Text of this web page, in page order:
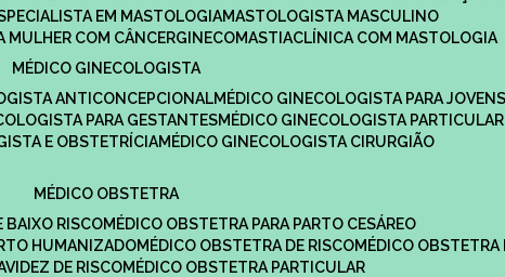
EM MASTOLOGIA
MASTOLOGISTA MASCULINO
MULHER COM CÂNCER GINECOMASTIA
CLÍNICA COM MASTOLOGIA
MÉDICO GINECOLOGISTA
ANTICONCEPCIONAL
MÉDICO GINECOLOGISTA PARA JOVENS
PARA GESTANTES
MÉDICO GINECOLOGISTA PARTICULAR
E OBSTETRÍCIA
MÉDICO GINECOLOGISTA CIRURGIÃO
MÉDICO OBSTETRA
BAIXO RISCO
MÉDICO OBSTETRA PARA PARTO CESÁREO
HUMANIZADO MÉDICO OBSTETRA DE RISCO
MÉDICO
DE RISCO
MÉDICO OBSTETRA PARTICULAR